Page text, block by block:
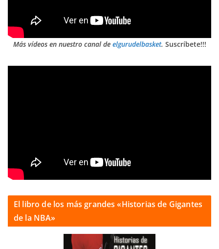
Más vídeos en nuestro canal de elgurudelbasket. Suscríbete!!!
El libro de los más grandes «Historias de Gigantes
de la NBA»